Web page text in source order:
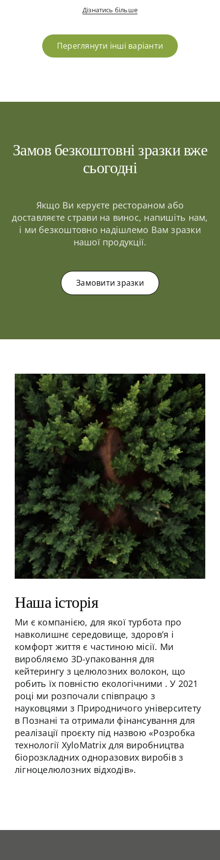
Дізнатись більше
Переглянути інші варіанти
Замов безкоштовні зразки вже
сьогодні
Якщо Ви керуєте рестораном або
доставляєте страви на винос, напишіть нам,
і ми безкоштовно надішлемо Вам зразки
нашої продукції.
Замовити зразки
Наша історія
Ми є компанією, для якої турбота про
навколишнє середовище, здоров’я і
комфорт життя є частиною місії. Ми
виробляємо 3D-упаковання для
кейтерингу з целюлозних волокон, що
робить їх повністю екологічними . У 2021
році ми розпочали співпрацю з
науковцями з Природничого університету
в Познані та отримали фінансування для
реалізації проєкту під назвою «Розробка
технології XyloMatrix для виробництва
біорозкладних одноразових виробів з
лігноцелюлозних відходів».